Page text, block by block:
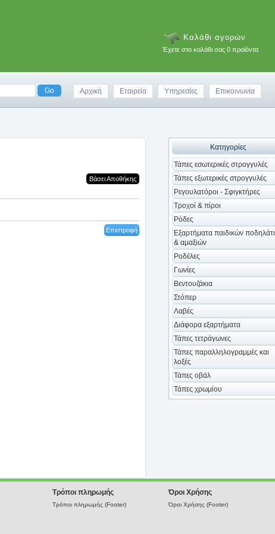
Καλάθι αγορών
Έχετε στο καλάθι σας 0 προϊόντα
Αρχική Εταιρεία Υπηρεσίες Επικοινωνία
Κατηγορίες
Τάπες εσωτερικές στρογγυλές
Τάπες εξωτερικές στρογγυλές
Ρεγουλατόροι - Σφιγκτήρες
Τροχοί & πίροι
Ρόδες
Εξαρτήματα παιδικών
& αμαξιών
Ροδέλες
Γωνίες
Βεντουζάκια
Στόπερ
Λαβές
Διάφορα εξαρτήματα
Τάπες τετράγωνες
Τάπες παραλληλογραμμές και
λοξές
Τάπες οβάλ
Τάπες χρωμίου
Βάσει Αποθήκης
Επιστροφή
Τρόποι πληρωμής
Τρόποι πληρωμής (Footer)
Όροι Χρήσης
Όροι Χρήσης (Footer)